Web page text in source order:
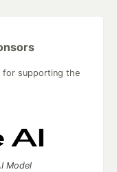
for supporting the
Model